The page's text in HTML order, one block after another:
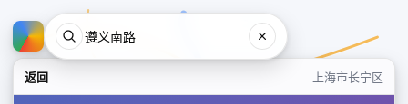
返回 上海市长宁区